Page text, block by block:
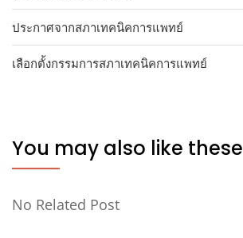
ประกาศจากสภาเทคนิคการแพทย์
เลือกตั้งกรรมการสภาเทคนิคการแพทย์
You may also like these
No Related Post